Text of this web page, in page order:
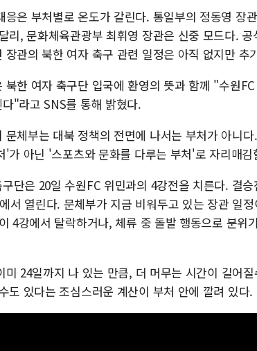
응은 부처별로 온도가 갈린다. 통일부의 정동영 장
리, 문화체육관광부 최휘영 장관은 신중 모드다.
장관의 북한 여자 축구 관련 일정은 아직 없지만 추
북한 여자 축구단 입국에 환영의 뜻과 함께 "수원
"라고 SNS를 통해 밝혔다.
문체부는 대북 정책의 전면에 나서는 부처가 아니
'가 아닌 '스포츠와 문화를 다루는 부처'로 자리매
단은 20일 수원FC 위민과의 4강전을 치른다. 결
서 열린다. 문체부가 지금 비워두고 있는 장관 일
4강에서 탈락하거나, 체류 중 돌발 행동으로 분위
미 24일까지 나 있는 만큼, 더 머무는 시간이 길어
도 있다는 조심스러운 계산이 부처 안에 깔려 있다.